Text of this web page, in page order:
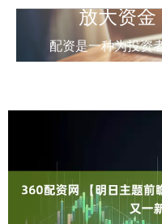
放大资
配资是一种为投资